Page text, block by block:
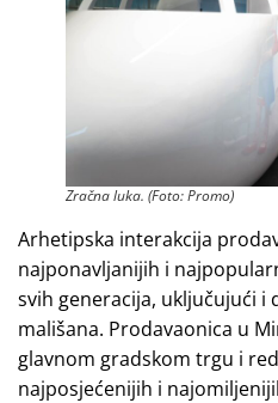
Zračna luka. (Foto: Promo)
Arhetipska interakcija
najponavljanijih i
svih generacija, uključujući i
mališana. Prodavaonica u
glavnom gradskom trgu i
najposjećenijih i